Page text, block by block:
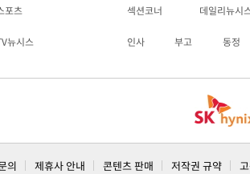
포츠
뉴시스
섹션코너 데일리뉴시
인사 부고 동정
의 제휴사 안내 콘텐츠 판매 저작권 규약